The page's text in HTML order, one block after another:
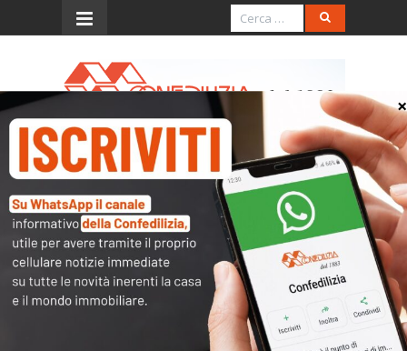
Menu
Webinar – Contratti di
locazione breve: problemi e
aspetti operativi